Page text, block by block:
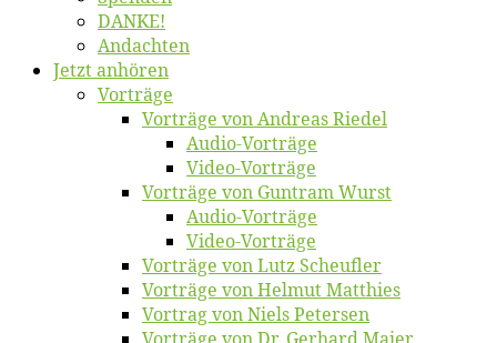
DANKE!
An­dach­ten
Jetzt an­hö­ren
Vor­trä­ge
Vor­trä­ge von An­dre­as Riedel
Au­dio-Vor­trä­ge
Vi­deo-Vor­trä­ge
Vor­trä­ge von Gun­tram Wurst
Au­dio-Vor­trä­ge
Vi­deo-Vor­trä­ge
Vor­trä­ge von Lutz Scheufler
Vor­trä­ge von Hel­mut Matthies
Vor­trag von Niels Petersen